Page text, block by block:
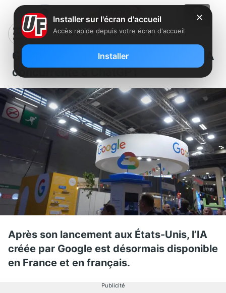
Google lance en France Bard, son IA
concurrente à ChatGPT
Après son lancement aux États-Unis, l’IA
créée par Google est désormais disponible
en France et en français.
Publicité
✕
Installer sur l'écran d'accueil
Accès rapide depuis votre écran d'accueil
Installer